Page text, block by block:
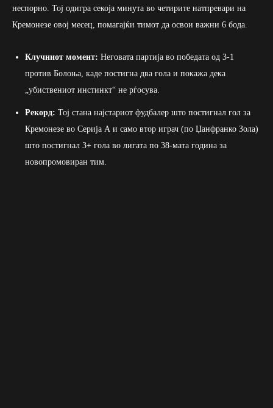
неспорно. Тој одигра секоја минута во четирите натпревари на
Кремонезе овој месец, помагајќи тимот да освои важни 6 бода.
Клучниот момент: Неговата партија во победата од 3-1
против Болоња, каде постигна два гола и покажа дека
„убиствениот инстинкт“ не рѓосува.
Рекорд: Тој стана најстариот фудбалер што постигнал гол за
Кремонезе во Серија А и само втор играч (по Џанфранко Зола)
што постигнал 3+ гола во лигата по 38-мата година за
новопромовиран тим.